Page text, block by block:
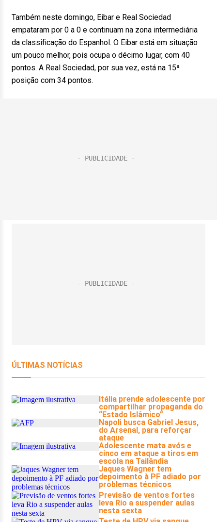
Também neste domingo, Eibar e Real Sociedad
empataram por 0 a 0 e continuam na zona intermediária
da classificação do Espanhol. O Eibar está em situação
um pouco melhor, pois ocupa o décimo lugar, com 40
pontos. A Real Sociedad, por sua vez, está na 15ª
posição com 34 pontos.